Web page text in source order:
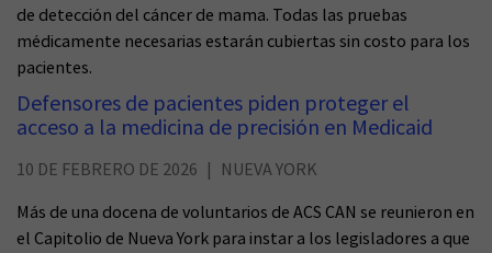
de detección del cáncer de mama. Todas las pruebas
médicamente necesarias estarán cubiertas sin costo para los
pacientes.
Defensores de pacientes piden proteger el
acceso a la medicina de precisión en Medicaid
10 DE FEBRERO DE 2026
NUEVA YORK
Más de una docena de voluntarios de ACS CAN se reunieron en
el Capitolio de Nueva York para instar a los legisladores a que